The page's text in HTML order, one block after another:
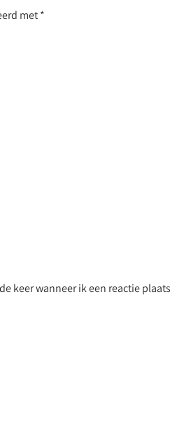
met*
keer wanneer ik een reactie